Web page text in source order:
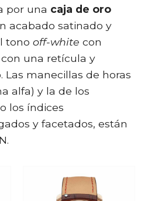
por una caja de oro
acabado satinado y
tono off-white con
una retícula y
manecillas de horas
alfa) y la de los
los índices
y facetados, están